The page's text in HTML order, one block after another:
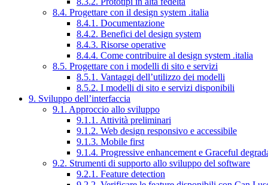
8.4. Progettare con il design system .italia
8.4.1. Documentazione
8.4.2. Benefici del design system
8.4.3. Risorse operative
8.4.4. Come contribuire al design system .italia
8.5. Progettare con i modelli di sito e servizi
8.5.1. Vantaggi dell’utilizzo dei modelli
8.5.2. I modelli di sito e servizi disponibili
9. Sviluppo dell’interfaccia
9.1. Approccio allo sviluppo
9.1.1. Attività preliminari
9.1.2. Web design responsivo e accessibile
9.1.3. Mobile first
9.1.4. Progressive enhancement e Graceful
9.2. Strumenti di supporto allo sviluppo del software
9.2.1. Feature detection